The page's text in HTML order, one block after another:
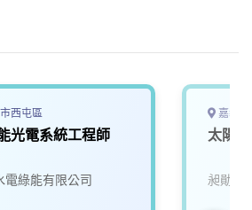
n
k
西屯區
光電系統工程師
電綠能有限公司
嘉義
太陽
昶勛科